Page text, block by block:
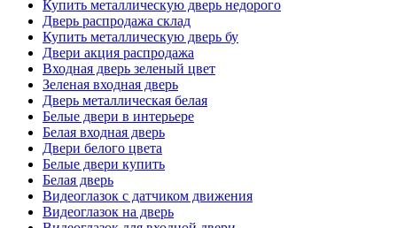
Купить металлическую дверь недорого
Дверь распродажа склад
Купить металлическую дверь бу
Двери акция распродажа
Входная дверь зеленый цвет
Зеленая входная дверь
Дверь металлическая белая
Белые двери в интерьере
Белая входная дверь
Двери белого цвета
Белые двери купить
Белая дверь
Видеоглазок с датчиком движения
Видеоглазок на дверь